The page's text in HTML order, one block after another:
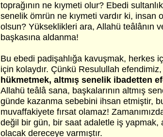
toprağının ne kıymeti olur? Ebedi
senelik ömrün ne kıymeti vardır ki, insan
olsun? Yükseklikleri ara, Allahü teâlânın
başkasına aldanma!
Bu ebedi padişahlığa kavuşmak, herkes
için kolaydır. Çünkü Resulullah efendimiz,
hükmetmek, altmış senelik ibadetten
Allahü teâlâ sana, başkalarının altmış
günde kazanma sebebini ihsan etmiştir,
muvaffakiyete fırsat olamaz!
değil bir gün, bir saat adaletle iş yapmak,
olacak dereceye varmıştır.